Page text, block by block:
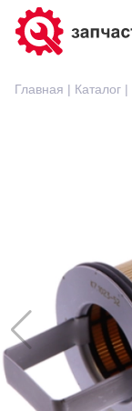
Главная | Каталог |